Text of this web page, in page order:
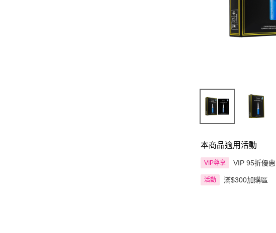
本商品適用活動
VIP尊享 VIP 95折優惠
活動 滿$300加購區